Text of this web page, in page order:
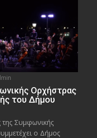
Ορχήστρας
του Δήμου
Συμφωνικής
ο Δήμος